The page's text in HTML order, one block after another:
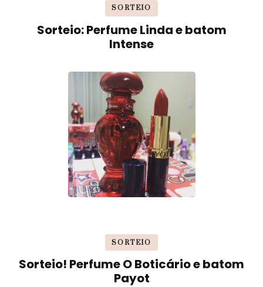
SORTEIO
Sorteio: Perfume Linda e batom
Intense
SORTEIO
Sorteio! Perfume O Boticário e batom
Payot